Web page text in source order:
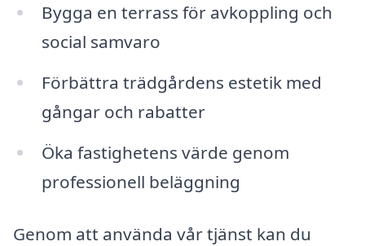
Bygga en terrass för avkoppling och
social samvaro
Förbättra trädgårdens estetik med
gångar och rabatter
Öka fastighetens värde genom
professionell beläggning
Genom att använda vår tjänst kan du